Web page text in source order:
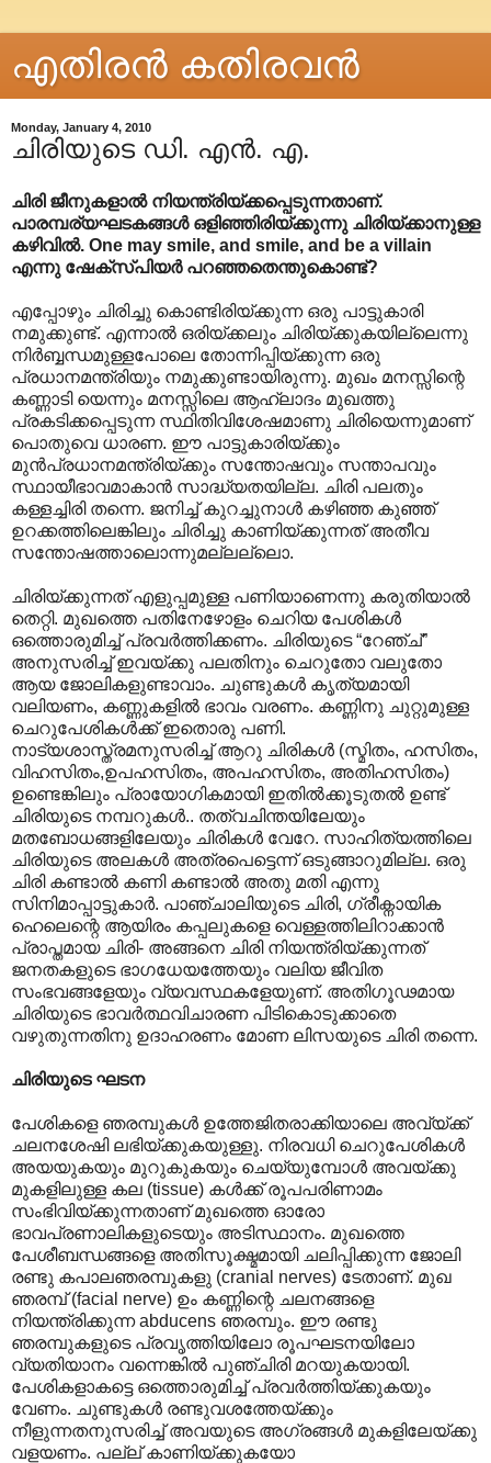
എതിരന്‍ കതിരവന്‍
Monday, January 4, 2010
ചിരിയുടെ ഡി. എൻ. എ.
ചിരി ജീനുകളാൽ നിയന്ത്രിയ്ക്കപ്പെടുന്നതാണ്.
പാരമ്പര്യഘടകങ്ങൾ ഒളിഞ്ഞിരിയ്ക്കുന്നു ചിരിയ്ക്കാനുള്ള
കഴിവിൽ. One may smile, and smile, and be a villain
എന്നു ഷേക്സ്പിയർ പറഞ്ഞതെന്തുകൊണ്ട്?
എപ്പോഴും ചിരിച്ചു കൊണ്ടിരിയ്ക്കുന്ന ഒരു പാട്ടുകാരി
നമുക്കുണ്ട്. എന്നാൽ ഒരിയ്ക്കലും ചിരിയ്ക്കുകയില്ലെന്നു
നിർബ്ബന്ധമുള്ളപോലെ തോന്നിപ്പിയ്ക്കുന്ന ഒരു
പ്രധാനമന്ത്രിയും നമുക്കുണ്ടായിരുന്നു. മുഖം മനസ്സിന്റെ
കണ്ണാടി യെന്നും മനസ്സിലെ ആഹ്ലാദം മുഖത്തു
പ്രകടിക്കപ്പെടുന്ന സ്ഥിതിവിശേഷമാണു ചിരിയെന്നുമാണ്
പൊതുവെ ധാരണ. ഈ പാട്ടുകാരിയ്ക്കും
മുൻപ്രധാനമന്ത്രിയ്ക്കും സന്തോഷവും സന്താപവും
സ്ഥായീഭാവമാകാൻ സാദ്ധ്യതയില്ല. ചിരി പലതും
കള്ളച്ചിരി തന്നെ. ജനിച്ച് കുറച്ചുനാൾ കഴിഞ്ഞ കുഞ്ഞ്
ഉറക്കത്തിലെങ്കിലും ചിരിച്ചു കാണിയ്ക്കുന്നത് അതീവ
സന്തോഷത്താലൊന്നുമല്ലല്ലൊ.
ചിരിയ്ക്കുന്നത് എളുപ്പമുള്ള പണിയാണെന്നു കരുതിയാൽ
തെറ്റി. മുഖത്തെ പതിനേഴോളം ചെറിയ പേശികൾ
ഒത്തൊരുമിച്ച് പ്രവർത്തിക്കണം. ചിരിയുടെ “റേഞ്ച്”
അനുസരിച്ച് ഇവയ്ക്കു പലതിനും ചെറുതോ വലുതോ
ആയ ജോലികളുണ്ടാവാം. ചുണ്ടുകൾ കൃത്യമായി
വലിയണം, കണ്ണുകളിൽ ഭാവം വരണം. കണ്ണിനു ചുറ്റുമുള്ള
ചെറുപേശികൾക്ക് ഇതൊരു പണി.
നാട്യശാസ്ത്രമനുസരിച്ച് ആറു ചിരികൾ (സ്മിതം, ഹസിതം,
വിഹസിതം,ഉപഹസിതം, അപഹസിതം, അതിഹസിതം)
ഉണ്ടെങ്കിലും പ്രായോഗികമായി ഇതിൽക്കൂടുതൽ ഉണ്ട്
ചിരിയുടെ നമ്പറുകൾ.. തത്വചിന്തയിലേയും
മതബോധങ്ങളിലേയും ചിരികൾ വേറേ. സാഹിത്യത്തിലെ
ചിരിയുടെ അലകൾ അത്രപെട്ടെന്ന് ഒടുങ്ങാറുമില്ല. ഒരു
ചിരി കണ്ടാ‍ൽ കണി കണ്ടാ‍ൽ അതു മതി എന്നു
സിനിമാപ്പാട്ടുകാർ. പാഞ്ചാലിയുടെ ചിരി, ഗ്രീക്നാ‍യിക
ഹെലെന്റെ ആയിരം കപ്പലുകളെ വെള്ളത്തിലിറാക്കാൻ
പ്രാപ്തമായ ചിരി- അങ്ങനെ ചിരി നിയന്ത്രിയ്ക്കുന്നത്
ജനതകളുടെ ഭാഗധേയത്തേയും വലിയ ജീവിത
സംഭവങ്ങളേയും വ്യവസ്ഥകളേയുണ്. അതിഗൂഢമായ
ചിരിയുടെ ഭാവർത്ഥവിചാരണ പിടികൊടുക്കാതെ
വഴുതുന്നതിനു ഉദാഹരണം മോണ ലിസയുടെ ചിരി തന്നെ.
ചിരിയുടെ ഘടന
പേശികളെ ഞരമ്പുകൾ ഉത്തേജിതരാക്കിയാലെ അവ്യ്ക്ക്
ചലനശേഷി ലഭിയ്ക്കുകയുള്ളു. നിരവധി ചെറുപേശികൾ
അയയുകയും മുറുകുകയും ചെയ്യുമ്പോൾ അവയ്ക്കു
മുകളിലുള്ള കല (tissue) കൾക്ക് രൂപപരിണാമം
സംഭിവിയ്ക്കുന്നതാണ് മുഖത്തെ ഓരോ
ഭാവപ്രണാലികളുടെയും അടിസ്ഥാനം. മുഖത്തെ
പേശീബന്ധങ്ങളെ അതിസൂക്ഷ്മമായി ചലിപ്പിക്കുന്ന ജോലി
രണ്ടു കപാലഞരമ്പുകളു (cranial nerves) ടേതാണ്. മുഖ
ഞരമ്പ് (facial nerve) ഉം കണ്ണിന്റെ ചലനങ്ങളെ
നിയന്ത്രിക്കുന്ന abducens ഞരമ്പും. ഈ രണ്ടു
ഞരമ്പുകളുടെ പ്രവൃത്തിയിലോ രൂപഘടനയിലോ
വ്യതിയാനം വന്നെങ്കിൽ പുഞ്ചിരി മറയുകയായി.
പേശികളാകട്ടെ ഒത്തൊരുമിച്ച് പ്രവർത്തിയ്ക്കുകയും
വേണം. ചുണ്ടുകൾ രണ്ടുവശത്തേയ്ക്കും
നീളുന്നതനുസരിച്ച് അവയുടെ അഗ്രങ്ങൾ മുകളിലേയ്ക്കു
വളയണം. പല്ല് കാണിയ്ക്കുകയോ